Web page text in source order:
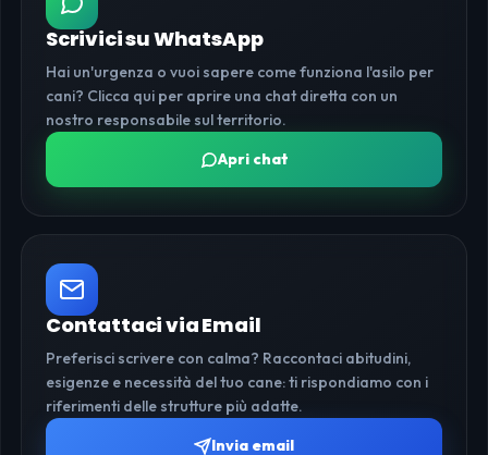
Scrivici su WhatsApp
Hai un'urgenza o vuoi sapere come funziona l'asilo per
cani? Clicca qui per aprire una chat diretta con un
nostro responsabile sul territorio.
Apri chat
Contattaci via Email
Preferisci scrivere con calma? Raccontaci abitudini,
esigenze e necessità del tuo cane: ti rispondiamo con i
riferimenti delle strutture più adatte.
Invia email